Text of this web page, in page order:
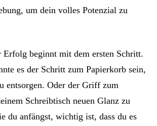
um dein volles Potenzial zu
Erfolg beginnt mit dem ersten Schritt.
es der Schritt zum Papierkorb sein,
entsorgen. Oder der Griff zum
Schreibtisch neuen Glanz zu
du anfängst, wichtig ist, dass du es